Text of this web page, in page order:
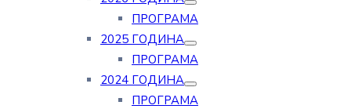
ПРОГРАМА
2025 ГОДИНА
ПРОГРАМА
2024 ГОДИНА
ПРОГРАМА